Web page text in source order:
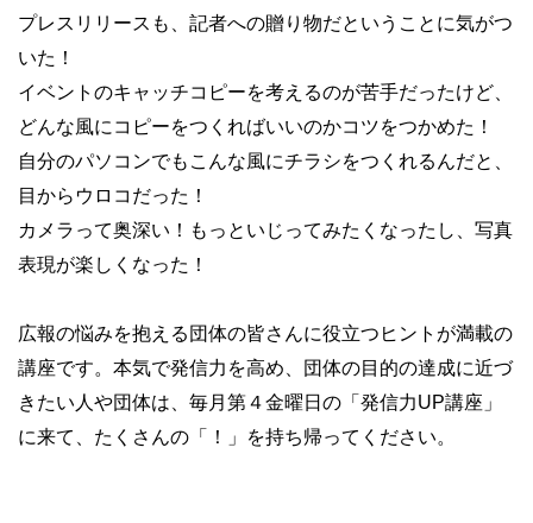
プレスリリースも、記者への贈り物だということに気がつ
いた！
イベントのキャッチコピーを考えるのが苦手だったけど、
どんな風にコピーをつくればいいのかコツをつかめた！
自分のパソコンでもこんな風にチラシをつくれるんだと、
目からウロコだった！
カメラって奥深い！もっといじってみたくなったし、写真
表現が楽しくなった！
広報の悩みを抱える団体の皆さんに役立つヒントが満載の
講座です。本気で発信力を高め、団体の目的の達成に近づ
きたい人や団体は、毎月第４金曜日の「発信力UP講座」
に来て、たくさんの「！」を持ち帰ってください。